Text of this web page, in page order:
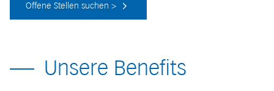
Offene Stellen suchen >
Unsere Benefits